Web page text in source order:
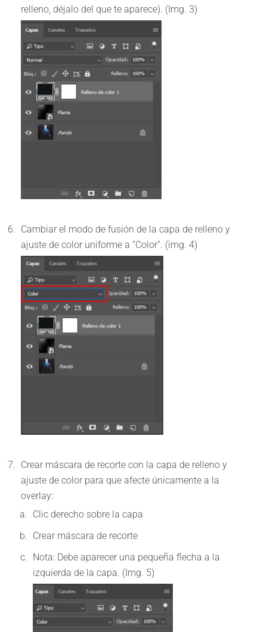
relleno, déjalo del que te aparece). (Img. 3)
Cambiar el modo de fusión de la capa de relleno y
ajuste de color uniforme a “Color”. (img. 4)
Crear máscara de recorte con la capa de relleno y
ajuste de color para que afecte únicamente a la
overlay:
Clic derecho sobre la capa
Crear máscara de recorte
Nota: Debe aparecer una pequeña flecha a la
izquierda de la capa. (Img. 5)